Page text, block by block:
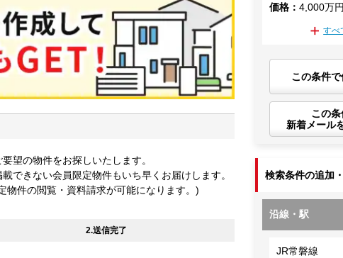
望の物件をお探しいたします。
できない会員限定物件もいち早くお届けします。
件の閲覧・資料請求が可能になります。)
2.送信完了
価格 ：4,000万
すべ
この条件
この
新着メール
検索条件の追加
沿線・駅
JR常磐線